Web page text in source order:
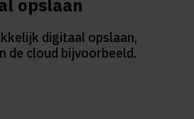
opslaan
digitaal opslaan,
de cloud bijvoorbeeld.